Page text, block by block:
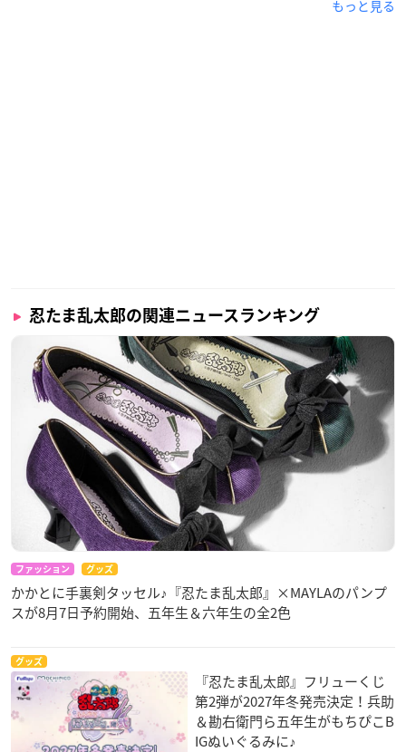
もっと見る
忍たま乱太郎の関連ニュースランキング
ファッション グッズ
かかとに手裏剣タッセル♪『忍たま乱太郎』×MAYLAのパンプ
スが8月7日予約開始、五年生＆六年生の全2色
グッズ
『忍たま乱太郎』フリューくじ
第2弾が2027年冬発売決定！兵助
＆勘右衛門ら五年生がもちぴこB
IGぬいぐるみに♪